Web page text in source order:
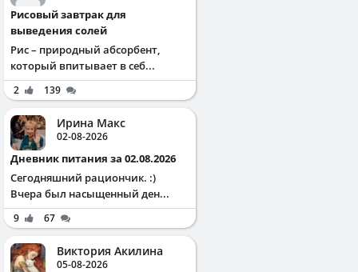
Рисовый завтрак для
выведения солей
Рис – природный абсорбент,
который впитывает в себ...
2 139
Ирина Макс
02-08-2026
Дневник питания за 02.08.2026
Сегодняшний рациончик. :)
Вчера был насыщенный ден...
9 67
Виктория Акилина
05-08-2026